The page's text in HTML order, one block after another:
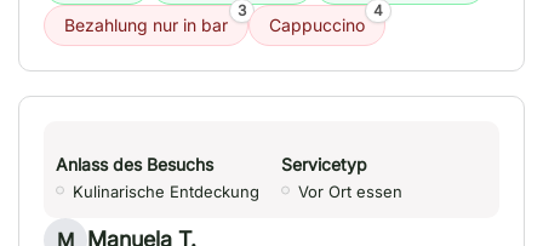
Bezahlung nur in bar
3
Cappuccino
4
Anlass des Besuchs
Kulinarische Entdeckung
Servicetyp
Vor Ort essen
M Manuela T.